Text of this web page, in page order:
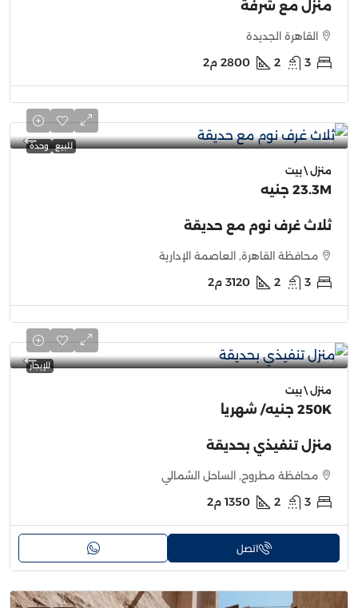
منزل مع شرفة
القاهرة الجديدة
3
2
2800 م2
للبيع وحدة
منزل \ بيت
23.3M جنيه
ثلاث غرف نوم مع حديقة
محافظة القاهرة, العاصمة الإدارية
3
2
3120 م2
للإيجار
منزل \ بيت
250K جنيه / شهريا
منزل تنفيذي بحديقة
محافظة مطروح, الساحل الشمالي
3
2
1350 م2
اتصل